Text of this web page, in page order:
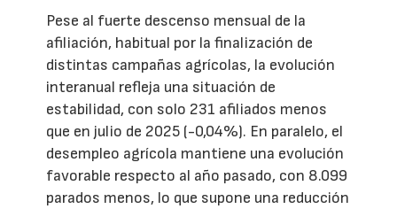
Pese al fuerte descenso mensual de la
afiliación, habitual por la finalización de
distintas campañas agrícolas, la evolución
interanual refleja una situación de
estabilidad, con solo 231 afiliados menos
que en julio de 2025 (-0,04%). En paralelo, el
desempleo agrícola mantiene una evolución
favorable respecto al año pasado, con 8.099
parados menos, lo que supone una reducción